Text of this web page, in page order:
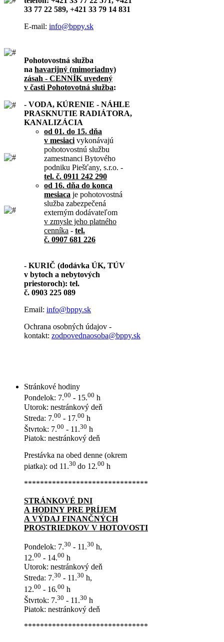
33 77 22 589, +421 33 79 14 831
E-mail: info@bppy.sk
Pohotovostná služba
na havarijný (mimoriadny)
zásah - CENNÍK uvedený
v časti Pohotovotná služba:
- VODA, KÚRENIE - NÁHLE
PRASKNUTIE RADIÁTORA,
KANALIZÁCIA
od 01. do 15. dňa
v mesiaci vykonávajú
pohotovostnú službu
zamestnanci Bytového
podniku Piešťany, s.r.o. -
tel. č. 0911 242 290
od 16. dňa do konca
mesiaca je pohotovostná
služba zabezpečená
externým dodávateľom
v zmysle jeho platného
cenníka - tel.
č. 0907 681 226
- KURIČ (dodávka ÚK, TÚV
v bytoch a nebytových
priestoroch): tel.
č. 0903 225 089
Email: info@bppy.sk
Ochrana osobných údajov -
kontakt: zodpovednaosoba@bppy.sk
Stránkové hodiny
Pondelok: 7.00 - 15.00 h
Utorok: nestránkový deň
Streda: 7.00 - 17.00 h
Štvrtok: 7.00 - 11.30 h
Piatok: nestránkový deň
Prestávka na obed denne (okrem
piatka): od 11.30 do 12.00 h
*******************************
STRÁNKOVÉ DNI
A HODINY PRE PRÍJEM
A VÝDAJ FINANČNÝCH
PROSTRIEDKOV V HOTOVOSTI
Pondelok: 7.30 - 11.30 h,
12.00 - 14.00 h
Utorok: nestránkový deň
Streda: 7.30 - 11.30 h,
12.00 - 16.00 h
Štvrtok: 7.30 - 11.30 h
Piatok: nestránkový deň
*******************************